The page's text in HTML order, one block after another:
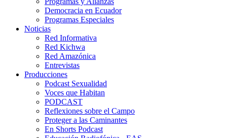
Democracia en Ecuador
Programas Especiales
Noticias
Red Informativa
Red Kichwa
Red Amazónica
Entrevistas
Producciones
Podcast Sexualidad
Voces que Habitan
PODCAST
Reflexiones sobre el Campo
Proteger a las Caminantes
En Shorts Podcast